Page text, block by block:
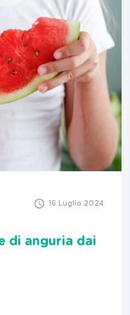
16 Luglio 2024
di anguria dai